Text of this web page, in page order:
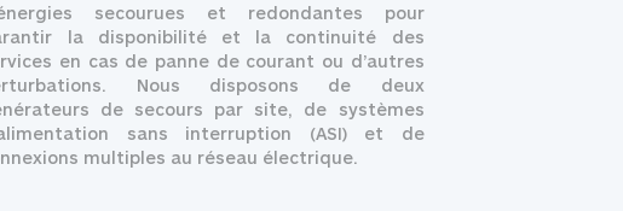
secourues et redondantes pour
la disponibilité et la continuité des
en cas de panne de courant ou d’autres
Nous disposons de deux
de secours par site, de systèmes
sans interruption (ASI) et de
multiples au réseau électrique.